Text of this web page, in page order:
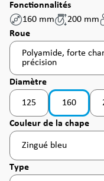
Fonctionnalités
160 mm
200 mm
Sélectionnez
Roue
Polyamide, forte
précision
Sélectionnez
Diamètre
125 160
Sélectionnez
Couleur de la chape
Zingué bleu
Sélectionnez
Type